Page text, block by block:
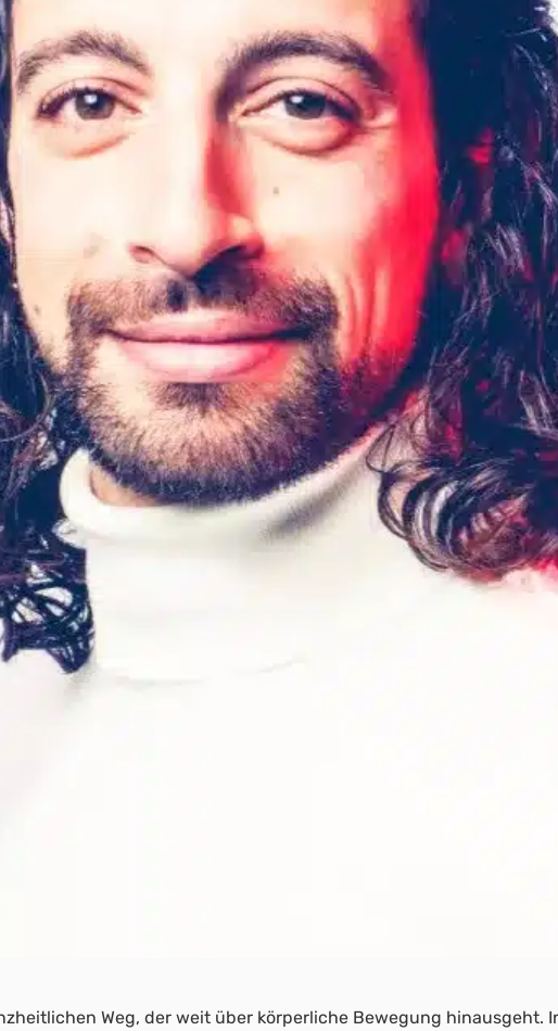
Weg, der weit über körperliche Bewegung hinausgeht.